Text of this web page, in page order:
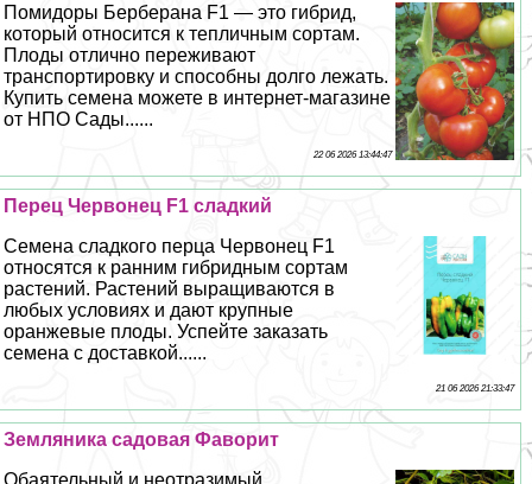
Помидоры Берберана F1 — это гибрид,
который относится к тепличным сортам.
Плоды отлично переживают
трaнcпортировку и способны долго лежать.
Купить семена можете в интернет-магазине
от НПО Сады......
22 06 2026 13:44:47
Перец Червонец F1 сладкий
Семена сладкого перца Червонец F1
относятся к ранним гибридным сортам
растений. Растений выращиваются в
любых условиях и дают крупные
оранжевые плоды. Успейте заказать
семена с доставкой......
21 06 2026 21:33:47
Земляника садовая Фаворит
Обаятельный и неотразимый